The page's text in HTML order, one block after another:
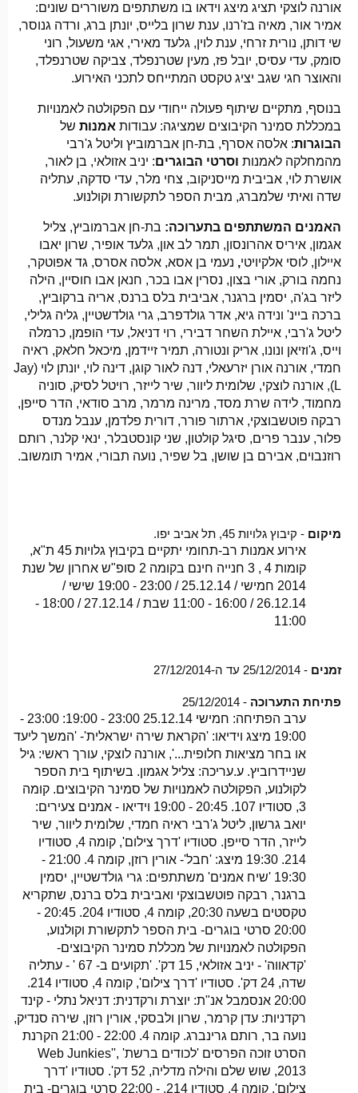
אורנה לוצקי תציג מיצג וידאו בו משתתפים משוררים שונים:
אמיר אור, מאיה בז'רנו, ענת שרון בלייס, יונתן ברג, ורדה גנוסר,
שי דותן, נורית זרחי, ענת לוין, גלעד מאירי, אגי משעול, רוני
סומק, עדי עסיס, יובל פז, מעין שטרנפלד, צביקה שטרנפלד,
והאוצר חגי שגב יציג טקסט המתייחס לתכני האירוע.
בנוסף, מתקיים שיתוף פעולה ייחודי עם הפקולטה לאמנויות
במכללת סמינר הקיבוצים שמציגה: עבודות אמנות של
הבוגרות: אלסה אסרף, בת-חן אברמוביץ וליטל ג'רבי
מהמחלקה לאמנות וסרטי הבוגרים: יניב אזולאי, בן לאור,
אושרת לוי, אביבית מייסניקוב, צחי מלר, עדי סדקה, עתליה
שדה ואיתי שלמברג, מבית הספר לתקשורת וקולנוע.
האמנים המשתתפים בתערוכה: בת-חן אברמוביץ, צליל
אגמון, איריס אהרונסון, תמר לב און, גלעד אופיר, שרון יאבו
איילון, לוסי אלקיויטי, נעמי בן אסא, אלסה אסרס, גד אפוטקר,
נחמה בורק, אורי בצון, נסרין אבו בכר, חנאן אבו חוסיין, הילה
ליזר בג'ה, יסמין ברגנר, אביבית בלס ברנס, אריה ברקוביץ,
ברכה ביינ' ונידה גיא, אדר גולדפרב, גרי גולדשטיין, גליה גלילי,
ליטל ג'רבי, איילת השחר דבירי, רוי דניאל, עדי הופמן, כרמלה
וייס, ג'וזיאן ונונו, אריק ונטורה, תמיר זיידמן, מיכאל חלאק, ראיה
חמדי, אורנה אורן יזרעאלי, דנה לאור קוגן, דינה לוי, יונתן לוי (Jay
L), אורנה לוצקי, שלומית ליוור, שיר לייזר, רויטל לסיק, סוניה
מחמוד, לידה שרת מסד, מרינה מרמר, מרב סודאי, הדר סייפן,
רבקה פוטשבוצקי, ארתור פורר, דורית פלדמן, ענבל מנדס
פלור, ענבר פרים, סיגל קולטון, שני קונסטבלר, ינאי קלנר, רותם
רוזנבוים, אבירם בן שושן, בל שפיר, נועה תבורי, אמיר תומשוב.
מיקום - קיבוץ גלויות 45, תל אביב יפו.
אירוע אמנות רב-תחומי יתקיים בקיבוץ גלויות 45 ת"א,
קומות 4 , 3 חנייה חינם בקומה 2 סופ"ש אחרון של שנת
2014 חמישי / 25.12.14 / 23:00 - 19:00 שישי /
26.12.14 / 16:00 - 11:00 שבת / 27.12.14 / 18:00 -
11:00
זמנים - 25/12/2014 עד ה-27/12/2014
פתיחת התערוכה - 25/12/2014
ערב הפתיחה: חמישי 25.12.14 23:00 - 19:00: 23:00 -
19:00 מיצג וידיאו: 'הקראת שירה ישראלית'- 'המשך ליעד
או בחר מציאות חלופית...', אורנה לוצקי, עורך ראשי: גיל
שניידרוביץ. ע.עריכה: צליל אגמון. בשיתוף בית הספר
לקולנוע, הפקולטה לאמנויות של סמינר הקיבוצים. קומה
3, סטודיו 107. 20:45 - 19:00 וידיאו - אמנים צעירים:
יואב גרשון, ליטל ג'רבי ראיה חמדי, שלומית ליוור, שיר
לייזר, הדר סייפן. סטודיו 'דרך צילום', קומה 4, סטודיו
214. 19:30 מיצג: 'חבל'- אורין רוזן, קומה 4. 21:00 -
19:30 'שיח אמנים' משתתפים: גרי גולדשטיין, יסמין
ברגנר, רבקה פוטשבוצקי ואביבית בלס ברנס, שתקריא
טקסטים בשעה 20:30, קומה 4, סטודיו 204. 20:45 -
20:00 סרטי בוגרים- בית הספר לתקשורת וקולנוע,
הפקולטה לאמנויות של מכללת סמינר הקיבוצים-
'קדאווה' - יניב אזולאי, 15 דק'. 'תקועים ב- 67 ' - עתליה
שדה, 24 דק'. סטודיו 'דרך צילום', קומה 4, סטודיו 214.
20:00 אנסמבל אנ"ת: יוצרת ורקדנית: דניאל נתלי - קינד
רקדניות: עדן קרמר, שרון ולבסקי, אורין רוזן, שירה סנדיק,
נועה בר, רותם גרינברג. קומה 4. 22:00 - 21:00 הקרנת
הסרט זוכה הפרסים 'לכודים ברשת' ,'Web Junkies'
2013, שוש שלם והילה מדליה, 52 דק'. סטודיו 'דרך
צילום', קומה 4, סטודיו 214. - 22:00 סרטי בוגרים- בית